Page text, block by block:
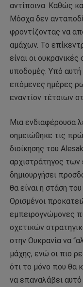
αντίποινα. Καθώς
Μόσχα δεν
φροντίζοντας να
αμάχων. Το
είναι οι
υποδομές. Υπό αυτή
επόμενες ημέρες
εναντίον τέτοιων
Μια ενδιαφέρουσα
σημειώθηκε τις
διοίκησης του
αρχιστράτηγος
δημιουργήσει
θα είναι η στάση
Ορισμένοι
εμπειρογνώμονες
σχετικών
στην Ουκρανία να
μάχης, ενώ οι πιο
ότι το μόνο που θα
να επαναλάβει